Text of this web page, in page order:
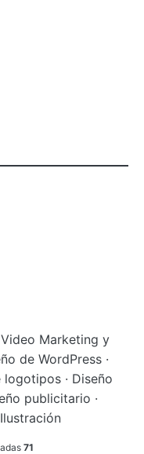
Marketing y
de WordPress ·
· Diseño
publicitario ·
71